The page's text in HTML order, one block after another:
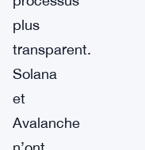
plus
transparent.
Solana
et
Avalanche